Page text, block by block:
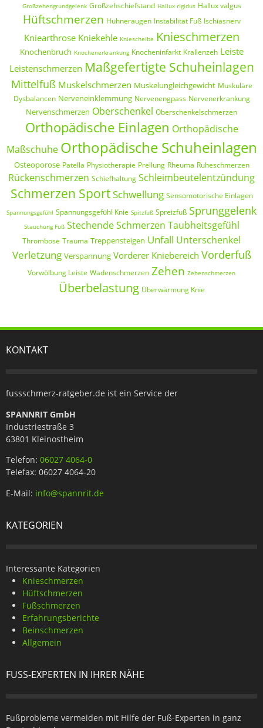
Großzehengrundgelenk Großzehschiefstand Hallux rigidus Hallux valgus
Hüftschmerzen Hühneraugen Instabilität Fuß Ischiasnerv
Kniearthrose Kniekehle Kniescheibe Knieschmerzen
Knochenbruch Knochenerkrankung Knocheninfarkt Krallenzeh Leiste
Leistenschmerzen Maßgefertigte Schuheinlagen
Mittelfuß Muskelschmerzen Muskelungleichgewicht Muskuläre
Dysbalancen Nerveneinklemmung Nervenengpass Nervenerkrankung
Nervenschmerzen Oberschenkel Oberschenkelschmerzen
Orthopädische Einlagen Orthopädische
Maßschuhe Orthopädische Schuheinlagen
Osteoporose Patella Physiotherapie Prellung Rheuma Ruheschmerzen
Rückenschmerzen Schiefhaltung Schleimbeutelentzündung
Schmerzen SportSchwellung Sensomotorische Einlagen
Spannungsgefühl Spannungsgefühl Knie Spitzfuß Spreizfuß Sprunggelenk
Stauchung Fuß Stechende Schmerzen Taubheitsgefühl
Thrombose Trauma Treppensteigen Unfall Unterschenkel
Verletzung Verspannung Vorderer Kniebereich Vorderfuß
Vorwölbung Leiste Wadenschmerzen Zehen Zehenschmerzen
Überbelastung Überwärmung Knie
KONTAKT
fussschmerz-ratgeber.de ist ein Service der
SPANNRIT GmbH
Industriestraße 3
63801 Kleinostheim
Telefon: 06027 4064-0
Telefax: 06027 4064-20
E-Mail: info@spannrit.de
KATEGORIEN
Interessante Kategorien
Knieschmerzen
Hüftschmerzen
Fußschmerzen
Erfahrungsberichte
Beinschmerzen
Allgemein
FUSS-EXPERTEN IN IHRER NÄHE
Fußprobleme vermeiden mit Hilfe der Fuß-Experten in ganz